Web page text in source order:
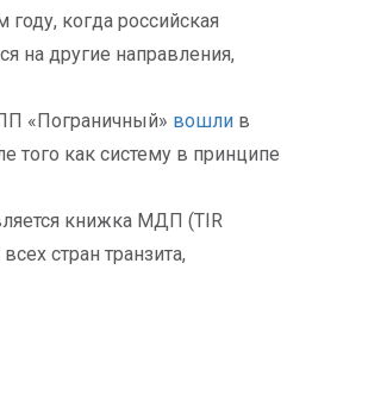
когда российская
на другие направления,
«Пограничный» вошли в
того как систему в принципе
книжка МДП (TIR
стран транзита,